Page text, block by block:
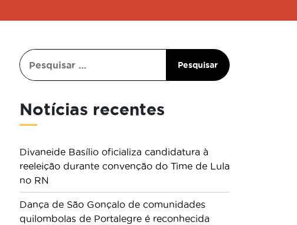
Notícias recentes
Divaneide Basílio oficializa candidatura à
reeleição durante convenção do Time de Lula
no RN
Dança de São Gonçalo de comunidades
quilombolas de Portalegre é reconhecida